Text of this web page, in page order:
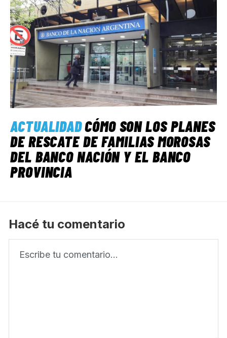
ACTUALIDADCÓMO SON LOS PLANES
DE RESCATE DE FAMILIAS MOROSAS
DEL BANCO NACIÓN Y EL BANCO
PROVINCIA
Hacé tu comentario